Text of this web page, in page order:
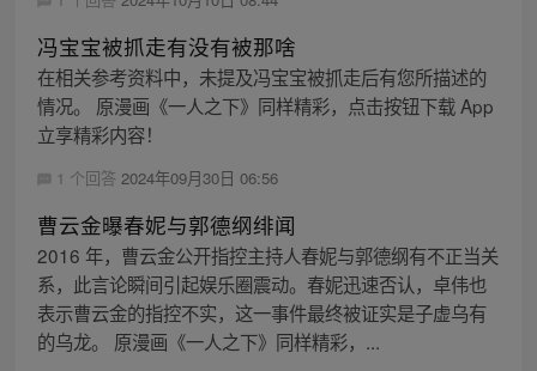
冯宝宝被抓走有没有被那啥
在相关参考资料中，未提及冯宝宝被抓走后有您所描述的
情况。 原漫画《一人之下》同样精彩，点击按钮下载 App
立享精彩内容！
1 个回答 2024年09月30日 06:56
曹云金曝春妮与郭德纲绯闻
2016 年，曹云金公开指控主持人春妮与郭德纲有不正当关
系，此言论瞬间引起娱乐圈震动。春妮迅速否认，卓伟也
表示曹云金的指控不实，这一事件最终被证实是子虚乌有
的乌龙。 原漫画《一人之下》同样精彩，...